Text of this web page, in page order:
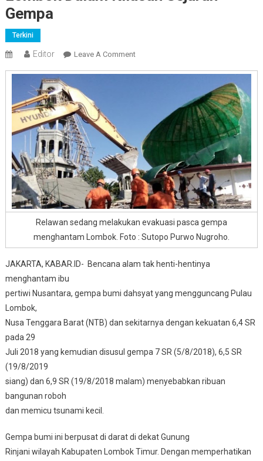
Gempa
Terkini
Editor Leave A CommentOn
Gempa
Relawan sedang melakukan evakuasi pasca gempa
menghantam Lombok. Foto : Sutopo Purwo Nugroho.
JAKARTA, KABAR.ID- Bencana alam tak henti-hentinya
menghantam ibu
pertiwi Nusantara, gempa bumi dahsyat yang mengguncang Pulau
Lombok,
Nusa Tenggara Barat (NTB) dan sekitarnya dengan kekuatan 6,4 SR
pada 29
Juli 2018 yang kemudian disusul gempa 7 SR (5/8/2018), 6,5 SR
(19/8/2019
siang) dan 6,9 SR (19/8/2018 malam) menyebabkan ribuan
bangunan roboh
dan memicu tsunami kecil.
Gempa bumi ini berpusat di darat di dekat Gunung
Rinjani wilayah Kabupaten Lombok Timur. Dengan memperhatikan